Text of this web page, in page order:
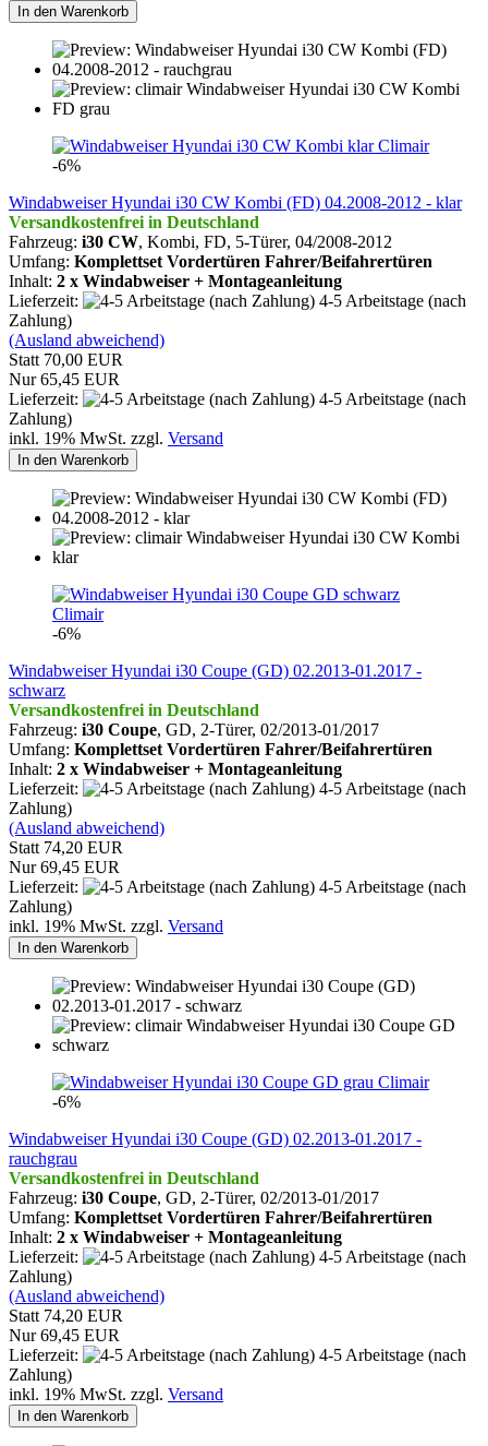
In den Warenkorb
Climair
-6%
Windabweiser Hyundai i30 CW Kombi (FD) 04.2008-2012 - klar
Versandkostenfrei in Deutschland
Fahrzeug: i30 CW, Kombi, FD, 5-Türer, 04/2008-2012
Umfang: Komplettset Vordertüren Fahrer/Beifahrertüren
Inhalt: 2 x Windabweiser + Montageanleitung
Lieferzeit:
4-5 Arbeitstage (nach
Zahlung)
(Ausland abweichend)
Statt 70,00 EUR
Nur 65,45 EUR
Lieferzeit:
4-5 Arbeitstage (nach
Zahlung)
inkl. 19% MwSt. zzgl. Versand
In den Warenkorb
Climair
-6%
Windabweiser Hyundai i30 Coupe (GD) 02.2013-01.2017 -
schwarz
Versandkostenfrei in Deutschland
Fahrzeug: i30 Coupe, GD, 2-Türer, 02/2013-01/2017
Umfang: Komplettset Vordertüren Fahrer/Beifahrertüren
Inhalt: 2 x Windabweiser + Montageanleitung
Lieferzeit:
4-5 Arbeitstage (nach
Zahlung)
(Ausland abweichend)
Statt 74,20 EUR
Nur 69,45 EUR
Lieferzeit:
4-5 Arbeitstage (nach
Zahlung)
inkl. 19% MwSt. zzgl. Versand
In den Warenkorb
Climair
-6%
Windabweiser Hyundai i30 Coupe (GD) 02.2013-01.2017 -
rauchgrau
Versandkostenfrei in Deutschland
Fahrzeug: i30 Coupe, GD, 2-Türer, 02/2013-01/2017
Umfang: Komplettset Vordertüren Fahrer/Beifahrertüren
Inhalt: 2 x Windabweiser + Montageanleitung
Lieferzeit:
4-5 Arbeitstage (nach
Zahlung)
(Ausland abweichend)
Statt 74,20 EUR
Nur 69,45 EUR
Lieferzeit:
4-5 Arbeitstage (nach
Zahlung)
inkl. 19% MwSt. zzgl. Versand
In den Warenkorb